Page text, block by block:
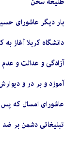
بار دیگر عاشورای
دانشگاه کربلا آغاز
آزادگی و عدالت و
آموزد و بر در و
عاشورای امسال که
تبلیغاتی دشمن بر